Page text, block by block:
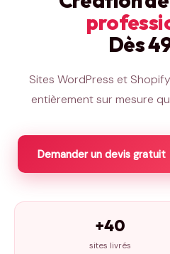
Dès
Sites WordPress et
entièrement sur mesure
Demander un devis gratuit
+40
sites livrés